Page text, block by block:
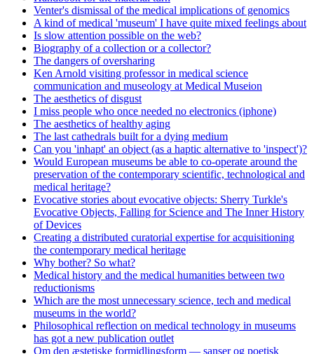
Venter's dismissal of the medical implications of genomics
A kind of medical 'museum' I have quite mixed feelings about
Is slow attention possible on the web?
Biography of a collection or a collector?
The dangers of oversharing
Ken Arnold visiting professor in medical science
communication and museology at Medical Museion
The aesthetics of disgust
I miss people who once needed no electronics (iphone)
The aesthetics of healthy aging
The last cathedrals built for a dying medium
Can you 'inhapt' an object (as a haptic alternative to 'inspect')?
Would European museums be able to co-operate around the
preservation of the contemporary scientific, technological and
medical heritage?
Evocative stories about evocative objects: Sherry Turkle's
Evocative Objects, Falling for Science and The Inner History
of Devices
Creating a distributed curatorial expertise for acquisitioning
the contemporary medical heritage
Why bother? So what?
Medical history and the medical humanities between two
reductionisms
Which are the most unnecessary science, tech and medical
museums in the world?
Philosophical reflection on medical technology in museums
has got a new publication outlet
Om den æstetiske formidlingsform — sanser og poetisk